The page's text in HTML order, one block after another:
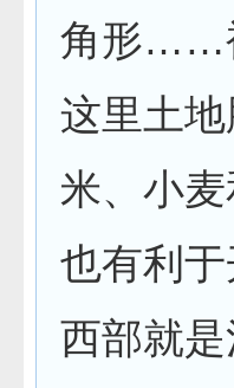
角形……
这里土
米、小
也有利于
西部就